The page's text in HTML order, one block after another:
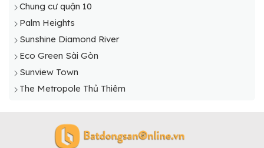
Chung cư quận 10
Palm Heights
Sunshine Diamond River
Eco Green Sài Gòn
Sunview Town
The Metropole Thủ Thiêm